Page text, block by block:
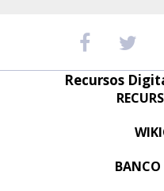
Recursos
BANCO